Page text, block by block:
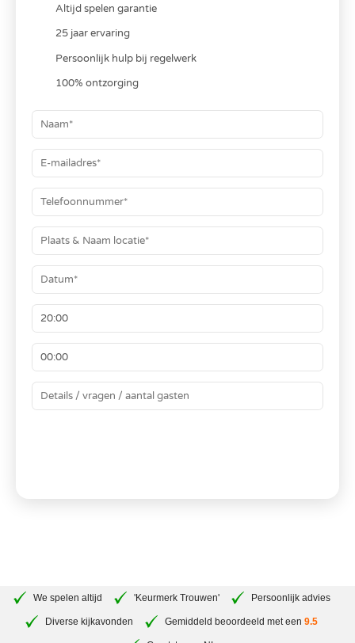
Altijd spelen garantie
25 jaar ervaring
Persoonlijk hulp bij regelwerk
100% ontzorging
We spelen altijd 'Keurmerk Trouwen' Persoonlijk advies
Diverse kijkavonden Gemiddeld beoordeeld met een 9.5